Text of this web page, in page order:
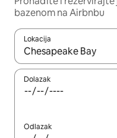
bazenom na Airbnbu
Lokacija
Kada budu dostupni
Dolazak
Odlazak